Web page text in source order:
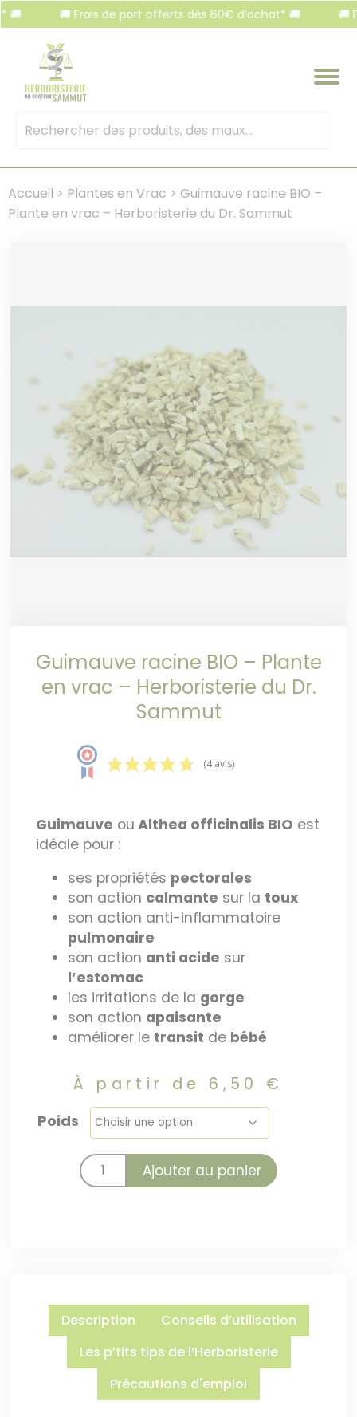
🚚 Frais de port offerts dès 60€ d’achat* 🚚 🚚
Mots
Accueil > Plantes en Vrac > Guimauve racine BIO –
Plante en vrac – Herboristerie du Dr. Sammut
Guimauve racine BIO – Plante
en vrac – Herboristerie du Dr.
Sammut
(4 avis)
Guimauve ou Althea officinalis BIO est
idéale pour :
ses propriétés pectorales
son action calmante sur la toux
son action anti-inflammatoire
pulmonaire
son action anti acide sur
l’estomac
les irritations de la gorge
son action apaisante
améliorer le transit de bébé
À partir de 6,50 €
Poids
Ajouter au panier
Description
Conseils d’utilisation
Les p’tits tips de l’Herboristerie
Précautions d'emploi
Panneau de gestion des cookies